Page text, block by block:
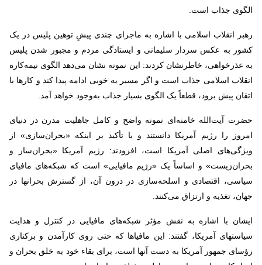
الگوی جذاب است.
رهبر انقلاب اسلامی با اشاره به ماجرای چندی پیشِ توهین پلیس در یک
کشور به عکس سردار سلیمانی و ایستادگی مردم و مجبور شدن پلیس
به عذرخواهی، خاطرنشان کردند: این نمونه نشان می‌دهد الگوی نیمه‌کاره
انقلاب اسلامی جذاب است و اگر مسیر به خوبی ادامه پیدا کند و کارها با
اتقان پیش برود، قطعاً یک الگوی بسیار جذاب به‌وجود خواهد آمد.
حضرت آیت‌الله خامنه‌ای نمونه واضح و کامل جاهلیت مدرن در دنیای
امروز را رژیم آمریکا دانستند و با تأکید بر اینکه «بحران‌سازی» از
ویژگی‌های اصلی آمریکا است، افزودند: رژیم آمریکا «بحران‌ساز و
بحران‌زیست» و اساساً یک «رژیم مافیایی» است که شبکه‌های مافیای
سیاسی، اقتصادی و اسلحه‌سازی در درون آن، از گسترش بحرانها در
جهان، تغذیه و ارتزاق می‌کنند.
ایشان با اشاره به نقش مؤثر شبکه‌های مافیایی در کنترل و هدایت
سیاستهای آمریکا، گفتند: این مافیاها که حتی روی کارآمدن و برکناری
رؤسای جمهور آمریکا به دست آنها است، برای بقاء خود به خلق بحران و